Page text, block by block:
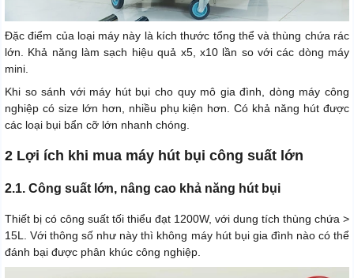
Đặc điểm của loại máy này là kích thước tổng thể và thùng chứa rác
lớn. Khả năng làm sạch hiệu quả x5, x10 lần so với các dòng máy
mini.
Khi so sánh với máy hút bụi cho quy mô gia đình, dòng máy công
nghiệp có size lớn hơn, nhiều phụ kiện hơn. Có khả năng hút được
các loại bụi bẩn cỡ lớn nhanh chóng.
2 Lợi ích khi mua máy hút bụi công suất lớn
2.1. Công suất lớn, nâng cao khả năng hút bụi
Thiết bị có công suất tối thiểu đạt 1200W, với dung tích thùng chứa >
15L. Với thông số như này thì không máy hút bụi gia đình nào có thể
đánh bại được phân khúc công nghiệp.